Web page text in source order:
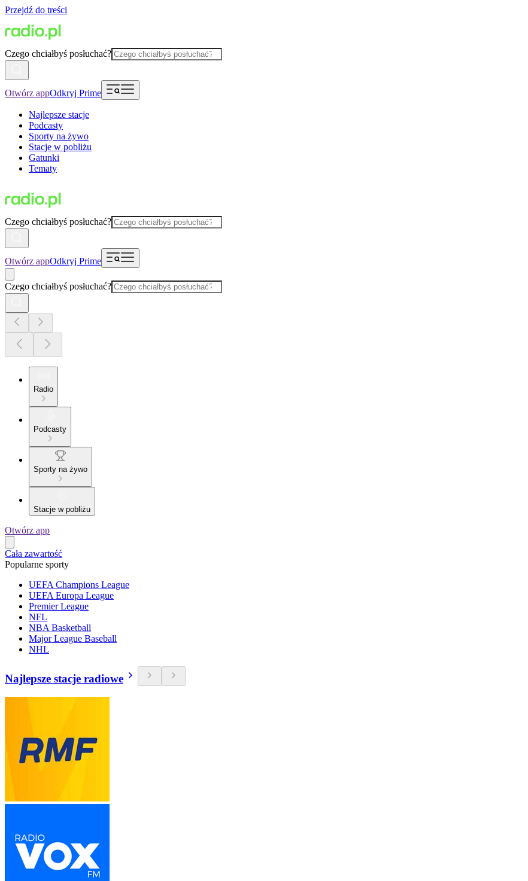
Przejdź do treści
Czego chciałbyś posłuchać?
Otwórz appOdkryj Prime
Najlepsze stacje
Podcasty
Sporty na żywo
Stacje w pobliżu
Gatunki
Tematy
Czego chciałbyś posłuchać?
Otwórz appOdkryj Prime
Czego chciałbyś posłuchać?
Radio
Podcasty
Sporty na żywo
Stacje w pobliżu
Otwórz app
Cała zawartość
Popularne sporty
UEFA Champions League
UEFA Europa League
Premier League
NFL
NBA Basketball
Major League Baseball
NHL
Najlepsze stacje radiowe